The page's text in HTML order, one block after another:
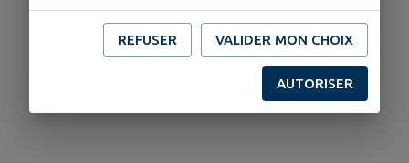
REFUSER VALIDER MON CHOIX
AUTORISER